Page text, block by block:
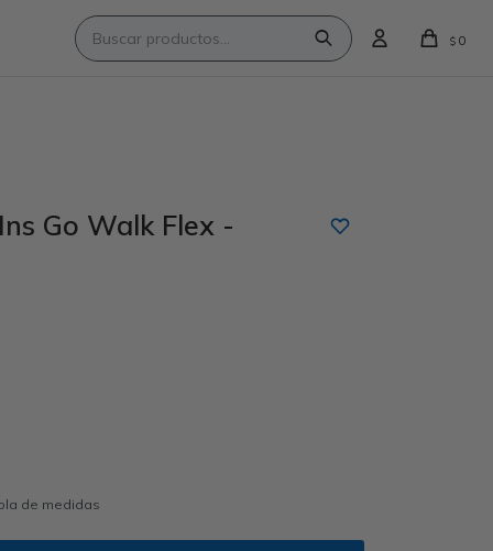
$ 0
Go Walk Flex -
de medidas